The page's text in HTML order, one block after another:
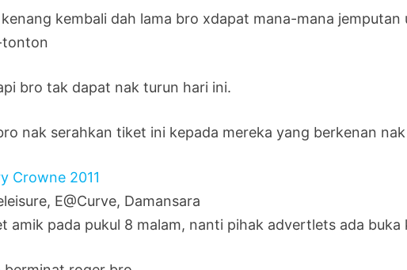
kenang kembali dah lama bro xdapat mana-mana jemputan
bro tak dapat nak turun hari ini.
nak serahkan tiket ini kepada mereka yang berkenan
Crowne 2011
E@Curve, Damansara
amik pada pukul 8 malam, nanti pihak advertlets ada buka